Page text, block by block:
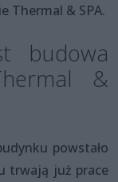
Thermal & SPA.
budowa
&
powstało
trwają już prace